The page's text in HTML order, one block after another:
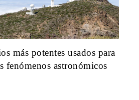
más potentes usados para
fenómenos astronómicos